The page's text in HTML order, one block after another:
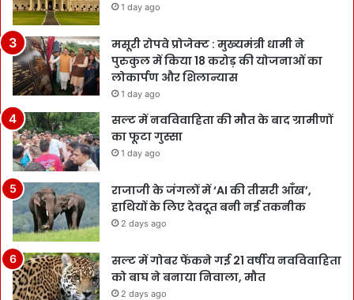
1 day ago
मसूरी रोपवे प्रोजेक्ट : मुख्‍यमंत्री धामी ने
पुरुकुल में किया 18 करोड़ की योजनाओं का
लोकार्पण और शिलान्यास
1 day ago
सल्ट में नवविवाहिता की मौत के बाद ग्रामीणों
का फूटा गुस्सा
1 day ago
राजाजी के जंगलों में ‘AI की तीसरी आँख’,
हाथियों के लिए देवदूत बनी नई तकनीक
2 days ago
सल्ट में गोबर फेंकने गई 21 वर्षीय नवविवाहिता
को बाघ ने बनाया निवाला, मौत
2 days ago